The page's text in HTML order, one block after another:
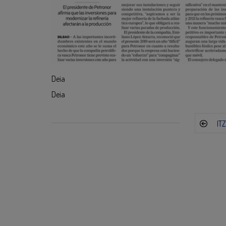
Deia
Deia